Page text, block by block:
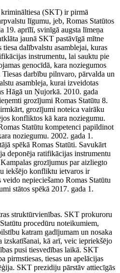
(SKT) ir pirmā
līgumu, jeb, Romas Statūtos
19. aprīlī, svinīgā augsta līmeņa
jaunā SKT pastāvīgā mītne
dalībvalstu asamblejai, kuras
instrumentu, lai sauktu pie
genocīdā, kara noziegumos
darbību pilnvaro, pārvalda un
asambleja, kurai izveidotas
Hāgā un Ņujorkā. 2010. gada
grozījumi Romas Statūtu 8.
grozījumi noteica vairāku
konfliktos kā kara noziegumu.
Statūtu kompetenci papildinot
noziegumu. 2002. gada 1.
spēkā Romas Statūti. Savukārt
deponēja ratifikācijas instrumentu
grozījumus par aizliegto
iekšējo konfliktu ietvaros ir
nepieciešamo Romas Statūtu
stātos spēkā 2017. gada 1.
struktūrvienības. SKT prokuroru
procedūru noteikumiem,
katram gadījumam un nosaka
izskatīšanai, kā arī, veic iepriekšējo
pusi tiesvedības laikā. SKT
pirmstiesas, tiesas un apelācijas
SKT prezidiju pārstāv attiecīgās